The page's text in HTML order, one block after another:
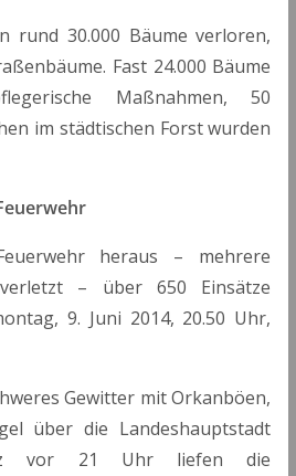
rund 30.000 Bäume verloren,
Fast 24.000 Bäume
Maßnahmen, 50
im städtischen Forst wurden
heraus – mehrere
– über 650 Einsätze
9. Juni 2014, 20.50 Uhr,
Gewitter mit Orkanböen,
über die Landeshauptstadt
vor 21 Uhr liefen die